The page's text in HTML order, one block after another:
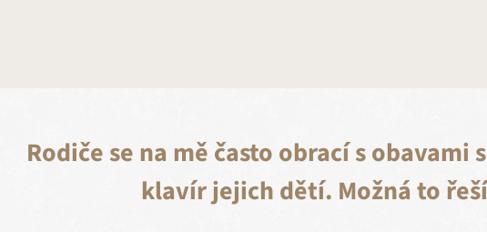
Rodiče se na mě často obrací s obavami
klavír jejich dětí. Možná to